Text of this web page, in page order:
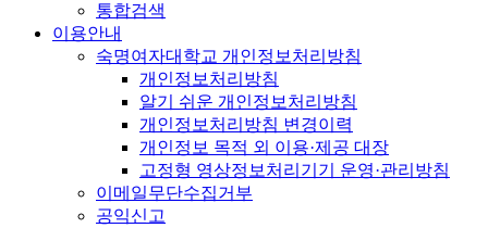
통합검색
이용안내
숙명여자대학교 개인정보처리방침
개인정보처리방침
알기 쉬운 개인정보처리방침
개인정보처리방침 변경이력
개인정보 목적 외 이용·제공 대장
고정형 영상정보처리기기 운영·관리방침
이메일무단수집거부
공익신고